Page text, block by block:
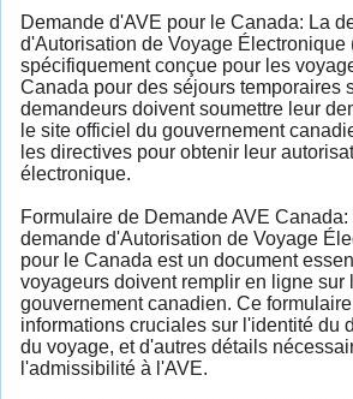
Demande d'AVE pour le Canada: La
d'Autorisation de Voyage Électronique
spécifiquement conçue pour les
Canada pour des séjours temporaires
demandeurs doivent soumettre leur
le site officiel du gouvernement
les directives pour obtenir leur
électronique.
Formulaire de Demande AVE
demande d'Autorisation de Voyage
pour le Canada est un document
voyageurs doivent remplir en ligne sur
gouvernement canadien. Ce
informations cruciales sur l'identité du
du voyage, et d'autres détails
l'admissibilité à l'AVE.